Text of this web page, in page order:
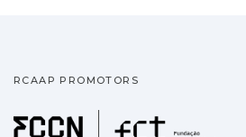
RCAAP PROMOTORS